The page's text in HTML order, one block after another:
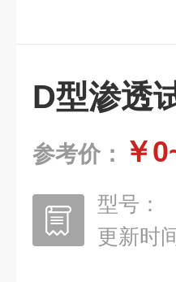
D型渗透
参考价： ￥
型号：
更新时